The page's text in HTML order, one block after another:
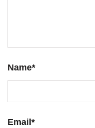
Name*
Email *